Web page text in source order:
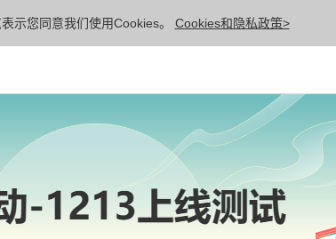
示您同意我们使用Cookies。 Cookies和隐私政策>